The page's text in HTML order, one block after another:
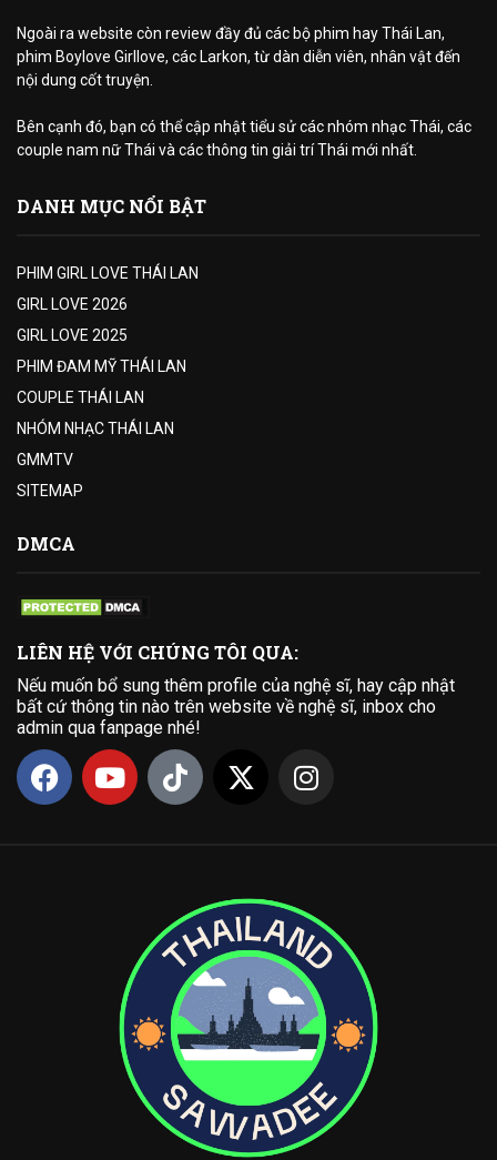
Ngoài ra website còn review đầy đủ các bộ phim hay Thái Lan,
phim Boylove Girllove, các Larkon, từ dàn diễn viên, nhân vật đến
nội dung cốt truyện.
Bên cạnh đó, bạn có thể cập nhật tiểu sử các nhóm nhạc Thái, các
couple nam nữ Thái và các thông tin giải trí Thái mới nhất.
DANH MỤC NỔI BẬT
PHIM GIRL LOVE THÁI LAN
GIRL LOVE 2026
GIRL LOVE 2025
PHIM ĐAM MỸ THÁI LAN
COUPLE THÁI LAN
NHÓM NHẠC THÁI LAN
GMMTV
SITEMAP
DMCA
LIÊN HỆ VỚI CHÚNG TÔI QUA:
Nếu muốn bổ sung thêm profile của nghệ sĩ, hay cập nhật
bất cứ thông tin nào trên website về nghệ sĩ, inbox cho
admin qua fanpage nhé!